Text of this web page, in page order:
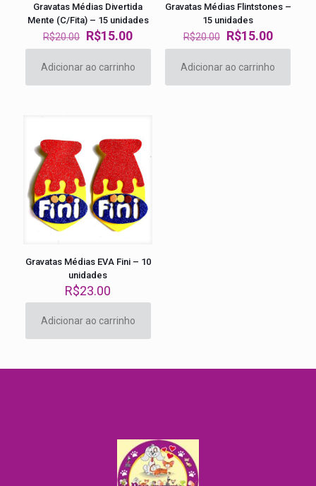
Gravatas Médias Divertida
Mente (C/Fita) – 15 unidades
R$20.00 O
preço
original
era:
R$20.00.
R$15.00O
preço
atual
é:
R$15.00.
Adicionar ao carrinho
Gravatas Médias Flintstones –
15 unidades
R$20.00 O
preço
original
era:
R$20.00.
R$15.00O
preço
atual
é:
Adicionar ao carrinho
Gravatas Médias EVA Fini – 10
unidades
R$23.00
Adicionar ao carrinho